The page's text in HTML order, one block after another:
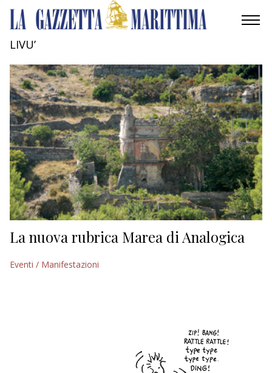
MOBILITÀ
INDUSTRIA
RICERCA
ECONOMIA
TURISMO
CULTURA
NAUTICA
LIVU’
La nuova rubrica Marea di Analogica
Eventi / Manifestazioni